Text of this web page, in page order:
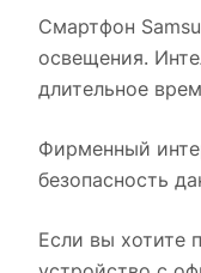
Смартфон
освещения.
длительное
Фирменный
безопасность
Если вы хотите